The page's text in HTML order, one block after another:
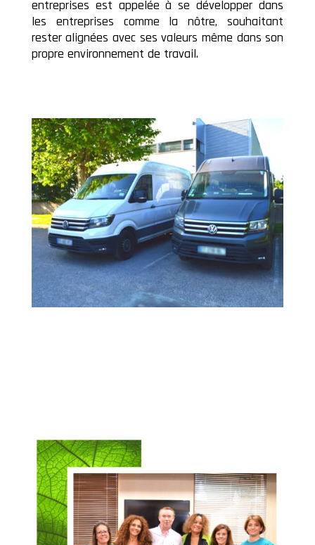
entreprises est appelée à se développer dans
les entreprises comme la nôtre, souhaitant
rester alignées avec ses valeurs même dans son
propre environnement de travail.